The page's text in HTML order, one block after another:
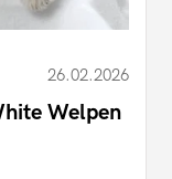
26.02.2026
Welpen